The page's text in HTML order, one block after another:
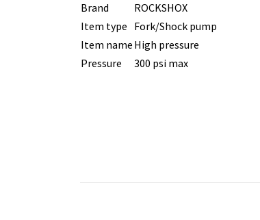
Brand
ROCKSHOX
Item type Fork/Shock pump
Item name High pressure
Pressure
300 psi max